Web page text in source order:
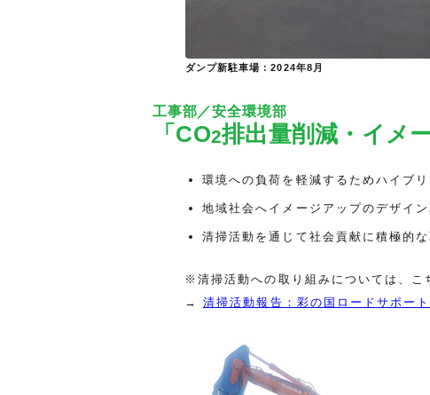
ダンプ新駐車場：2024年8月
工事部／安全環境部
「CO2排出量削減・イメ
環境への負荷を軽減するためハイブ
地域社会へイメージアップのデザイ
清掃活動を通じて社会貢献に積極的
※清掃活動への取り組みについては、こ
→清掃活動報告：彩の国ロードサポート